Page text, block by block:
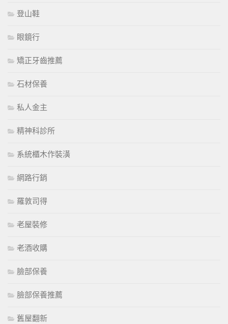
登山鞋
眼鏡行
矯正牙齒推薦
石材保養
私人金主
精神科診所
系統櫃木作裝潢
網路行銷
羅敦司得
老屋裝修
老酒收購
臉部保養
臉部保養推薦
舊屋翻新